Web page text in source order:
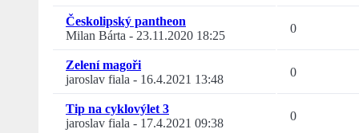
Českolipský pantheon
Milan Bárta - 23.11.2020 18:25
0
Zelení magoři
jaroslav fiala - 16.4.2021 13:48
0
Tip na cyklovýlet 3
jaroslav fiala - 17.4.2021 09:38
0